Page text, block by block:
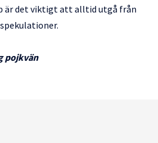
är det viktigt att alltid utgå från
pojkvän